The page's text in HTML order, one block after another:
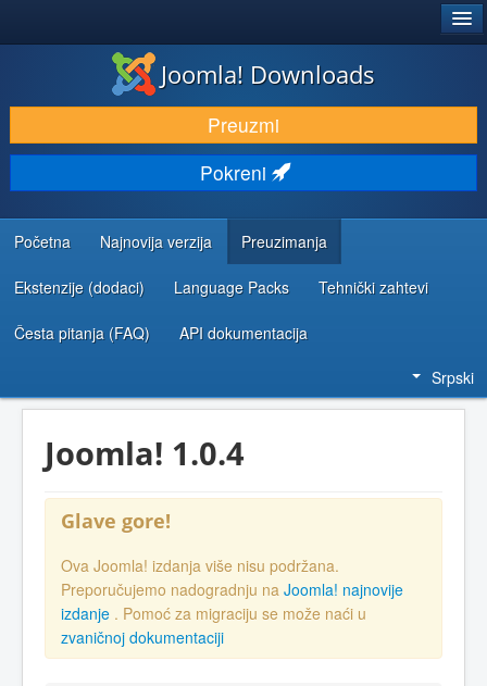
PREUZIMANJE I PROŠIRENJA (EKSTENZIJE)
OTKRIJTE I NAUČITE
ZAJEDNICA I PODRŠKA
RESURSI ZA RAZVOJ
Joomla! Downloads
Preuzmi
Pokreni
Početna Najnovija verzija Preuzimanja
Ekstenzije (dodaci) Language Packs Tehnički zahtevi
Česta pitanja (FAQ) API dokumentacija
Srpski
Joomla! 1.0.4
Glave gore!
Ova Joomla! izdanja više nisu podržana.
Preporučujemo nadogradnju na Joomla! najnovije
izdanje . Pomoć za migraciju se može naći u
zvaničnoj dokumentaciji